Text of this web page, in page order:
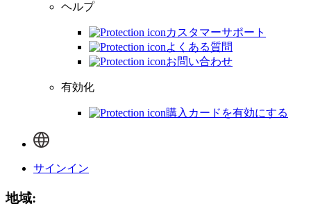
ヘルプ
カスタマーサポート
よくある質問
お問い合わせ
有効化
購入カードを有効にする
サインイン
地域: